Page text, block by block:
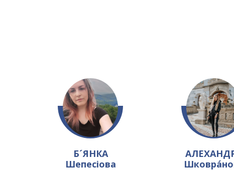
Б´ЯНКА
Шепесіова